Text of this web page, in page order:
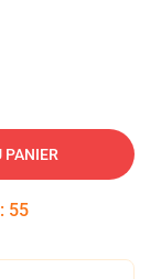
PANIER
: 54